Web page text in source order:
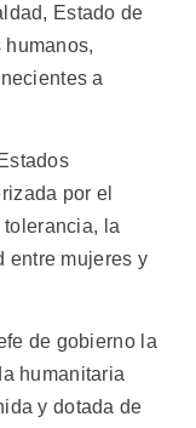
Estado de
a
por el
la
entre mujeres y
de gobierno la
humanitaria
y dotada de